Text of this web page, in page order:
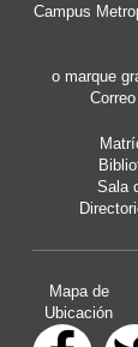
Campus
o marque
Sala
Mapa de
Ubicación